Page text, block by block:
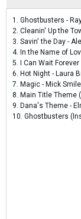
1. Ghostbusters -
2. Cleanin' Up the
3. Savin' the Day -
4. In the Name of
5. I Can Wait Forever
6. Hot Night - Laura
7. Magic - Mick
8. Main Title Theme
9. Dana's Theme -
10. Ghostbusters